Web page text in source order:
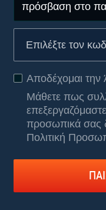
πρόσβαση στο
Αποδέχομαι την
Μάθετε πως
προσωπικά σας
Πολιτική